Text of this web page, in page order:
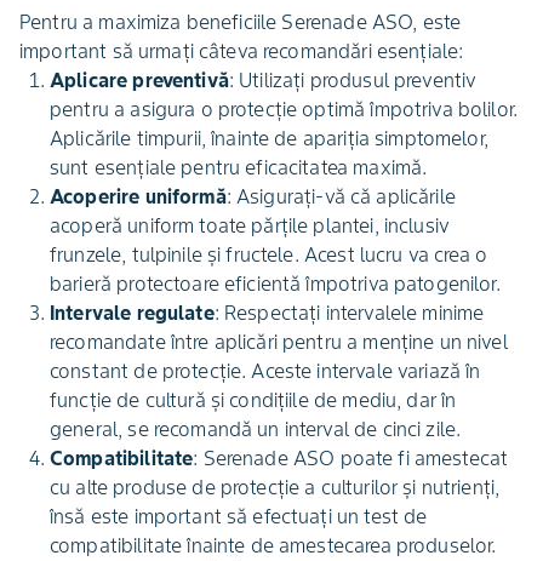
Pentru a maximiza beneficiile Serenade ASO, este
important să urmați câteva recomandări esențiale:
Aplicare preventivă: Utilizați produsul preventiv
pentru a asigura o protecție optimă împotriva bolilor.
Aplicările timpurii, înainte de apariția simptomelor,
sunt esențiale pentru eficacitatea maximă.
Acoperire uniformă: Asigurați-vă că aplicările
acoperă uniform toate părțile plantei, inclusiv
frunzele, tulpinile și fructele. Acest lucru va crea o
barieră protectoare eficientă împotriva patogenilor.
Intervale regulate: Respectați intervalele minime
recomandate între aplicări pentru a menține un nivel
constant de protecție. Aceste intervale variază în
funcție de cultură și condițiile de mediu, dar în
general, se recomandă un interval de cinci zile.
Compatibilitate: Serenade ASO poate fi amestecat
cu alte produse de protecție a culturilor și nutrienți,
însă este important să efectuați un test de
compatibilitate înainte de amestecarea produselor.